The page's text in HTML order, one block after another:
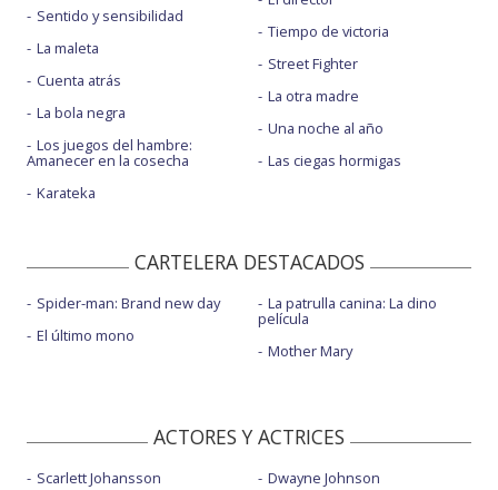
Sentido y sensibilidad
La maleta
Cuenta atrás
La bola negra
Los juegos del hambre:
Amanecer en la cosecha
Karateka
Tiempo de victoria
Street Fighter
La otra madre
Una noche al año
Las ciegas hormigas
CARTELERA DESTACADOS
Spider-man: Brand new day
El último mono
La patrulla canina: La dino
película
Mother Mary
ACTORES Y ACTRICES
Scarlett Johansson
Dwayne Johnson